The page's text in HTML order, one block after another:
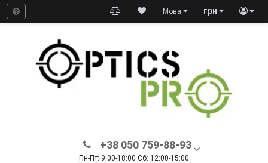
грн
Мова
+38 050 759-88-93
Пн-Пт: 9:00-18:00 Сб: 12:00-15:00